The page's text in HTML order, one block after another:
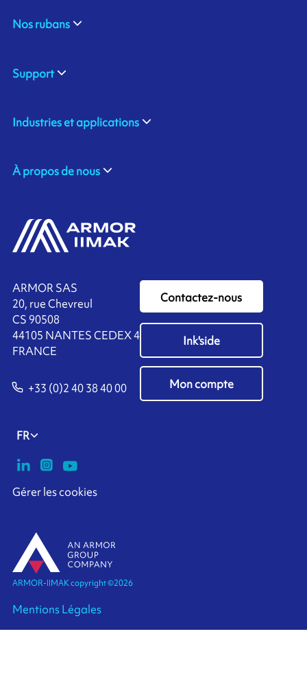
ARMOR SAS
20, rue Chevreul
CS 90508
44105 NANTES CEDEX 4
FRANCE
+33 (0)2 40 38 40 00
Contactez-nous
Ink'side
Mon compte
FR
Gérer les cookies
Nos rubans
Support
Industries et applications
À propos de nous
ARMOR-IIMAK copyright ©2026
Mentions Légales